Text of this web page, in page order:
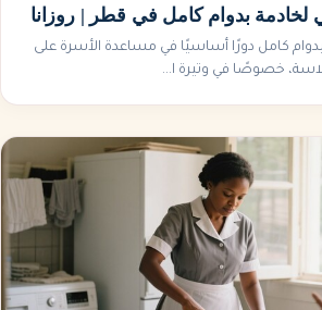
لخادمة بدوام كامل في قطر | روزانا
كامل دورًا أساسيًا في مساعدة الأسرة على
خصوصًا في وتيرة ا...